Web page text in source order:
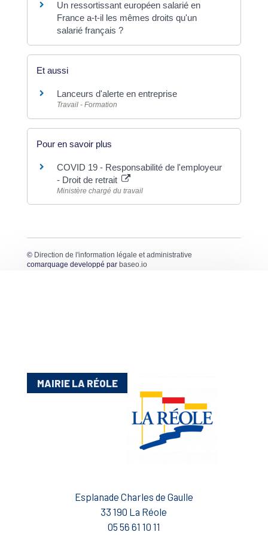
Un ressortissant européen salarié en
France a-t-il les mêmes droits qu'un
salarié français ?
Et aussi
Lanceurs d'alerte en entreprise
Travail - Formation
Pour en savoir plus
COVID 19 - Responsabilité de l'employeur
- Droit de retrait
Ministère chargé du travail
© Direction de l'information légale et administrative
comarquage developpé par baseo.io
MAIRIE LA RÉOLE
Esplanade Charles de Gaulle
33 190 La Réole
05 56 61 10 11